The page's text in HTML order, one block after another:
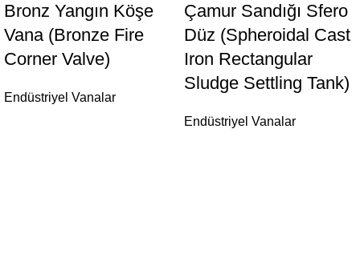
Bronz Yangın Köşe
Vana (Bronze Fire
Corner Valve)
Endüstriyel Vanalar
Çamur Sandığı Sfero
Düz (Spheroidal Cast
Iron Rectangular
Sludge Settling Tank)
Endüstriyel Vanalar